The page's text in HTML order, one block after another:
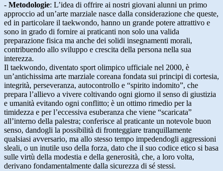
- Metodologie: L’idea di offrire ai nostri giovani alunni un primo
approccio ad un’arte marziale nasce dalla considerazione che queste,
ed in particolare il taekwondo, hanno un grande potere attrattivo e
sono in grado di fornire ai praticanti non solo una valida
preparazione fisica ma anche dei solidi insegnamenti morali,
contribuendo allo sviluppo e crescita della persona nella sua
interezza.
Il taekwondo, diventato sport olimpico ufficiale nel 2000, è
un’antichissima arte marziale coreana fondata sui principi di cortesia,
integrità, perseveranza, autocontrollo e “spirito indomito”, che
prepara l’allievo a vivere coltivando ogni giorno il senso di giustizia
e umanità evitando ogni conflitto; è un ottimo rimedio per la
timidezza e per l’eccessiva esuberanza che viene “scaricata”
all’interno della palestra; conferisce al praticante un notevole buon
senso, dandogli la possibilità di fronteggiare tranquillamente
qualsiasi avversario, ma allo stesso tempo impedendogli aggressioni
sleali, o un inutile uso della forza, dato che il suo codice etico si basa
sulle virtù della modestia e della generosità, che, a loro volta,
derivano fondamentalmente dalla sicurezza di sé stessi.